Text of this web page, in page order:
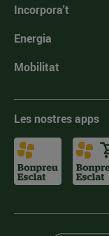
Incorpora't
Energia
Mobilitat
Les nostres apps